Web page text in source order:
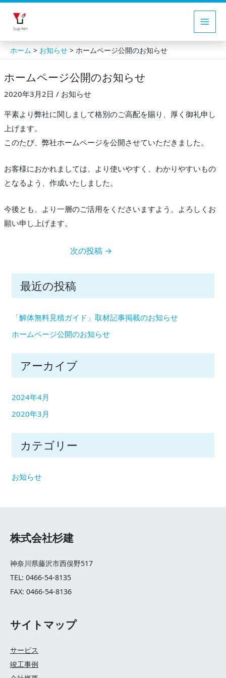
ッ
プ
Main
ホーム > お知らせ > ホームページ公開のお知らせ
ホームページ公開のお知らせ
2020年3月2日/ お知らせ
平素より弊社に関しまして格別のご高配を賜り、厚く御礼申し
上げます。
このたび、弊社ホームページを公開させていただきました。
お客様におかれましては、より使いやすく、わかりやすいもの
となるよう、作成いたしました。
今後とも、より一層のご活用をくださいますよう、よろしくお
願い申し上げます。
次の投稿 →
最近の投稿
「解体無料見積ガイド」取材記事掲載のお知らせ
ホームページ公開のお知らせ
アーカイブ
2024年4月
2020年3月
カテゴリー
お知らせ
株式会社杉建
神奈川県藤沢市西俣野517
TEL: 0466-54-8135
FAX: 0466-54-8136
サイトマップ
サービス
竣工事例